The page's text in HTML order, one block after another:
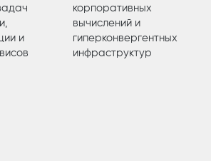
и
корпоративных
вычислений и
гиперконвергентных
инфраструктур